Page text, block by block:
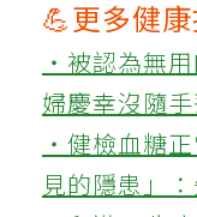
💪更多健
‧被認為無
婦慶幸沒隨
‧健檢血糖
見的隱患」